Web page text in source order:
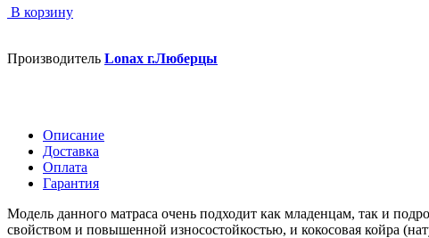
В корзину
Производитель Lonax г.Люберцы
Описание
Доставка
Оплата
Гарантия
Модель данного матраса очень подходит как младенцам, так и
свойством и повышенной износостойкостью, и кокосовая койра